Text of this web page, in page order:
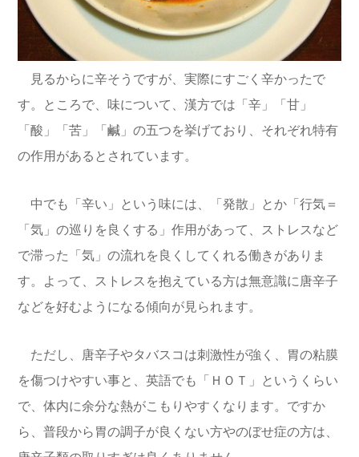
見るからに辛そうですが、実際にすごく辛かったで
す。ところで、味について、漢方では「辛」「甘」
「酸」「苦」「鹹」の五つを挙げており、それぞれ特有
の作用があるとされています。
中でも「辛い」という味には、「発散」とか「行気＝
「気」の巡りを良くする」作用があって、ストレスなど
で滞った「気」の流れを良くしてくれる働きがありま
す。よって、ストレスを抱えている方は無意識に唐辛子
などを好むようになる傾向が見られます。
ただし、唐辛子やタバスコは刺激性が強く、胃の粘膜
を傷つけやすい事と、英語でも「ＨＯＴ」というくらい
で、体内に余分な熱がこもりやすくなります。ですか
ら、普段から胃の調子が良くない方やのぼせ症の方は、